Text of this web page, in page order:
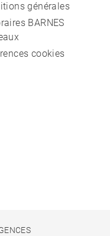
générales
BARNES
cookies